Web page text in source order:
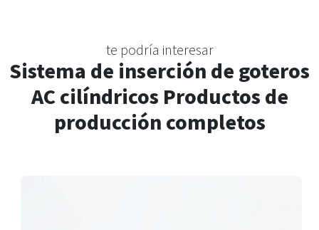
te podría interesar
Sistema de inserción de goteros
AC cilíndricos Productos de
producción completos